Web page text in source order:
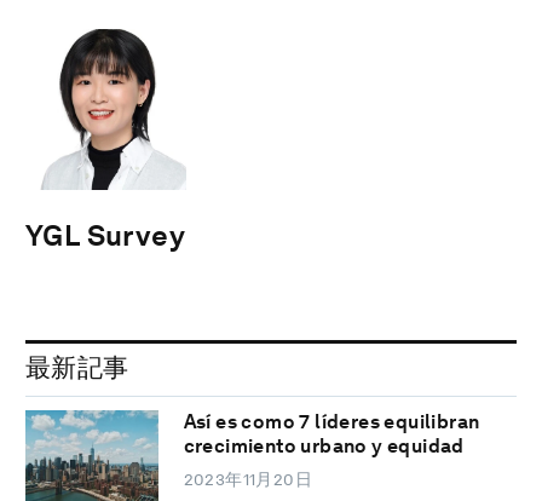
YGL Survey
最新記事
Así es como 7 líderes equilibran
crecimiento urbano y equidad
2023年11月20日